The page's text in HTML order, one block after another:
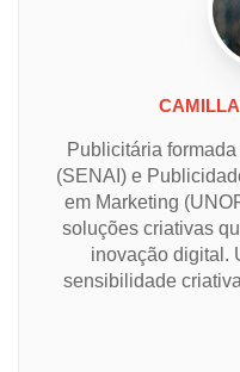
Publicitária
(SENAI) e
em Marketing
soluções criativas
inovação digital.
sensibilidade